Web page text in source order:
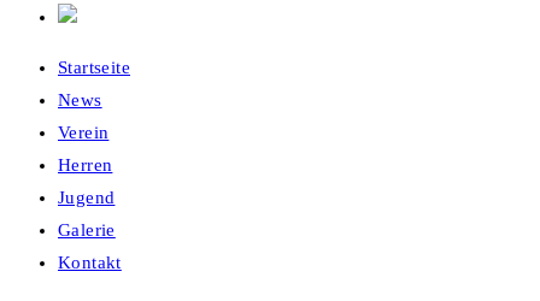
Startseite
News
Verein
Herren
Jugend
Galerie
Kontakt